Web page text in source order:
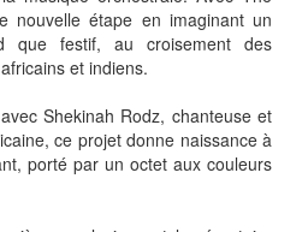
nouvelle étape en imaginant un
que festif, au croisement des
et indiens.
Shekinah Rodz, chanteuse et
ce projet donne naissance à
porté par un octet aux couleurs